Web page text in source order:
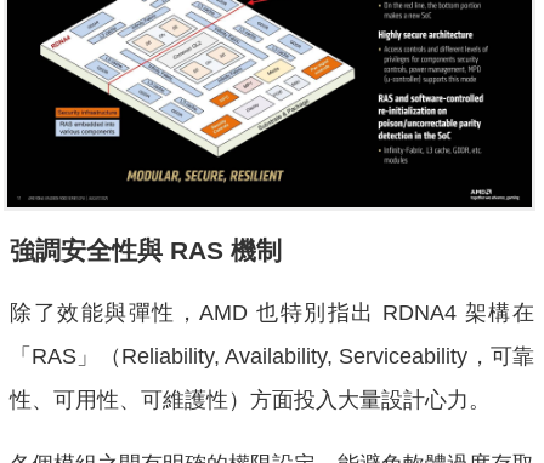
強調安全性與 RAS 機制
除了效能與彈性，AMD 也特別指出 RDNA4 架構在
「RAS」（Reliability, Availability, Serviceability，可靠
性、可用性、可維護性）方面投入大量設計心力。